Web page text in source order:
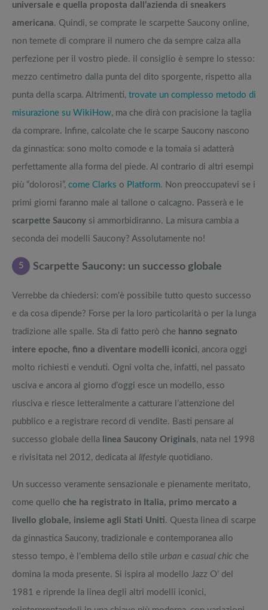
universale e quella proposta dall’azienda di sneakers
americana. Quindi, se comprate le scarpette Saucony online,
non temete di comprare il numero che da sempre calza alla
perfezione per il vostro piede. il consiglio è sempre lo stesso:
mezzo centimetro dalla punta del dito sporgente, rispetto alla
punta della scarpa. Altrimenti, trovate un complesso metodo di
misurazione su WikiHow, ma che dirà con pracisione la taglia
da comprare. Infine, calcolate che le scarpe Saucony nascono
da ginnastica: sono molto comode e la tomaia si adatterà
perfettamente alla forma del piede. Al contrario di altri esempi
più “dolorosi”, come Clarks o Platform. Non preoccupatevi se i
primi giorni faranno male al tallone o calcagno. Passerà e le
scarpette Saucony si ammorbidiranno. La misura cambia a
seconda dei modelli Saucony? Assolutamente no!
5 Scarpette Saucony: un successo globale
Verrebbe da chiedersi: com’è possibile tutto questo successo
e da cosa dipende? Forse per la loro particolarità o per la lunga
tradizione alle spalle. Sta di fatto però che hanno segnato
intere epoche, fino a diventare modelli iconici, ancora oggi
molto richiesti e venduti. Ogni volta che, infatti, nel passato
usciva e ancora al giorno d’oggi esce un modello, esso
riusciva e riesce letteralmente a catturare l’attenzione del
pubblico e a registrare record di vendite. Basti pensare al
successo globale della linea Saucony Originals, nata nel 1998
e rivisitata nel 2012, dedicata al lifestyle quotidiano.
Un successo veramente sensazionale e pienamente meritato,
come quello che ha registrato in Italia, primo mercato a
livello globale, insieme agli Stati Uniti. Questa linea di scarpe
da ginnastica Saucony, tradizionale e contemporanea allo
stesso tempo, è l’emblema dello stile urban e casual chic che
domina la moda presente. Si ispira al modello Jazz O’ del
1981 e riprende la linea degli altri modelli iconici,